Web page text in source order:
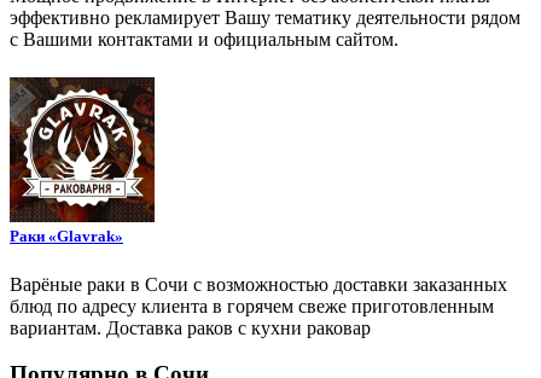
эффективно рекламирует Вашу тематику деятельности рядом
с Вашими контактами и официальным сайтом.
Раки «Glavrak»
Варёные раки в Сочи с возможностью доставки заказанных
блюд по адресу клиента в горячем свеже приготовленным
вариантам. Доставка раков с кухни раковар